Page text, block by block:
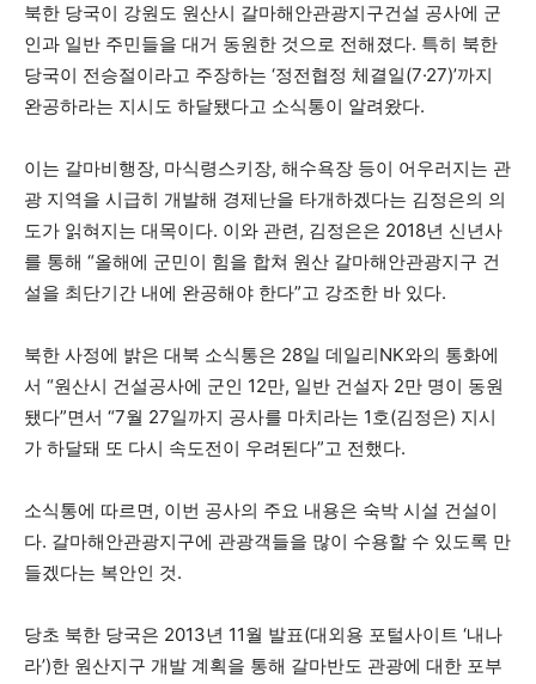
북한 당국이 강원도 원산시 갈마해안관광지구건설 공사에 군
인과 일반 주민들을 대거 동원한 것으로 전해졌다. 특히 북한
당국이 전승절이라고 주장하는 ‘정전협정 체결일(7·27)’까지
완공하라는 지시도 하달됐다고 소식통이 알려왔다.
이는 갈마비행장, 마식령스키장, 해수욕장 등이 어우러지는 관
광 지역을 시급히 개발해 경제난을 타개하겠다는 김정은의 의
도가 읽혀지는 대목이다. 이와 관련, 김정은은 2018년 신년사
를 통해 “올해에 군민이 힘을 합쳐 원산 갈마해안관광지구 건
설을 최단기간 내에 완공해야 한다”고 강조한 바 있다.
북한 사정에 밝은 대북 소식통은 28일 데일리NK와의 통화에
서 “원산시 건설공사에 군인 12만, 일반 건설자 2만 명이 동원
됐다”면서 “7월 27일까지 공사를 마치라는 1호(김정은) 지시
가 하달돼 또 다시 속도전이 우려된다”고 전했다.
소식통에 따르면, 이번 공사의 주요 내용은 숙박 시설 건설이
다. 갈마해안관광지구에 관광객들을 많이 수용할 수 있도록 만
들겠다는 복안인 것.
당초 북한 당국은 2013년 11월 발표(대외용 포털사이트 ‘내나
라’)한 원산지구 개발 계획을 통해 갈마반도 관광에 대한 포부